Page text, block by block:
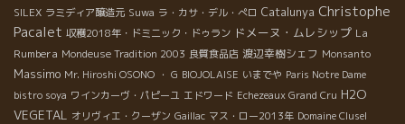
SILEX ラミディア醸造元 Suwa ラ・カサ・デル・ぺロ Catalunya Christophe
Pacalet 収穫2018年・ドミニック・ドゥラン ドメーヌ・ムレシップ La
Rumbera Mondeuse Tradition 2003 良質食品店 渡辺幸樹シェフ Monsanto
Massimo Mr. Hiroshi OSONO ・ G BIOJOLAISE いまでや Paris Notre Dame
bistro soya ワインカーヴ・パピーユ エドワード Echezeaux Grand Cru H2O
VEGETAL オリヴィエ・クーザン Gaillac マス・ロー2013年 Domaine Clusel